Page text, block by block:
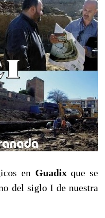
en Guadixque se
del siglo I de nuestra